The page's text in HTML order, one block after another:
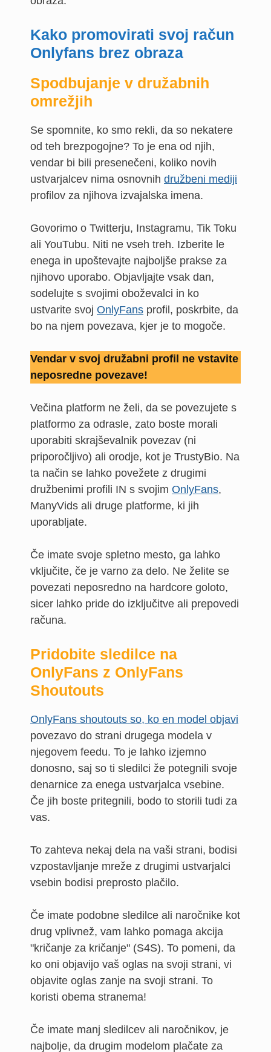
Kako promovirati svoj račun
Onlyfans brez obraza
Spodbujanje v družabnih
omrežjih
Se spomnite, ko smo rekli, da so nekatere
od teh brezpogojne? To je ena od njih,
vendar bi bili presenečeni, koliko novih
ustvarjalcev nima osnovnih družbeni mediji
profilov za njihova izvajalska imena.
Govorimo o Twitterju, Instagramu, Tik Toku
ali YouTubu. Niti ne vseh treh. Izberite le
enega in upoštevajte najboljše prakse za
njihovo uporabo. Objavljajte vsak dan,
sodelujte s svojimi oboževalci in ko
ustvarite svoj OnlyFans profil, poskrbite, da
bo na njem povezava, kjer je to mogoče.
Vendar v svoj družabni profil ne vstavite
neposredne povezave!
Večina platform ne želi, da se povezujete s
platformo za odrasle, zato boste morali
uporabiti skrajševalnik povezav (ni
priporočljivo) ali orodje, kot je TrustyBio. Na
ta način se lahko povežete z drugimi
družbenimi profili IN s svojim OnlyFans,
ManyVids ali druge platforme, ki jih
uporabljate.
Če imate svoje spletno mesto, ga lahko
vključite, če je varno za delo. Ne želite se
povezati neposredno na hardcore goloto,
sicer lahko pride do izključitve ali prepovedi
računa.
Pridobite sledilce na
OnlyFans z OnlyFans
Shoutouts
OnlyFans shoutouts so, ko en model objavi
povezavo do strani drugega modela v
njegovem feedu. To je lahko izjemno
donosno, saj so ti sledilci že potegnili svoje
denarnice za enega ustvarjalca vsebine.
Če jih boste pritegnili, bodo to storili tudi za
vas.
To zahteva nekaj dela na vaši strani, bodisi
vzpostavljanje mreže z drugimi ustvarjalci
vsebin bodisi preprosto plačilo.
Če imate podobne sledilce ali naročnike kot
drug vplivnež, vam lahko pomaga akcija
"kričanje za kričanje" (S4S). To pomeni, da
ko oni objavijo vaš oglas na svoji strani, vi
objavite oglas zanje na svoji strani. To
koristi obema stranema!
Če imate manj sledilcev ali naročnikov, je
najbolje, da drugim modelom plačate za